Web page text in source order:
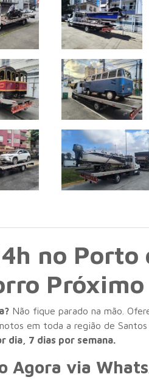
no Porto
Não fique parado na mão.
em toda a região de
dia, 7 dias por semana.
Agora via